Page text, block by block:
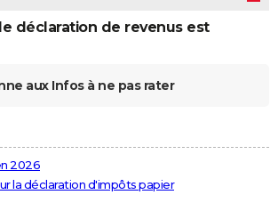
déclaration de revenus est
aux Infos à ne pas rater
2026
la déclaration d'impôts papier